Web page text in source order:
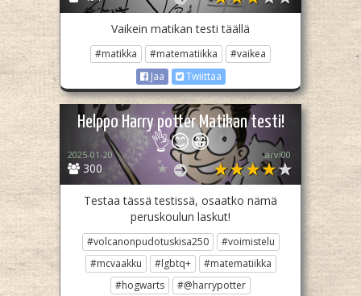
Vaikein matikan testi täällä
#matikka #matematiikka
#vaikea
Jaa
Twiittaa
Helppo Harry potter Matikan testi!
👌😊😁
300
2025-01-20 arvi00
Testaa tässä testissä, osaatko nämä
peruskoulun laskut!
#volcanonpudotuskisa250
#voimistelu
#mcvaakku
#lgbtq+
#matematiikka
#hogwarts
#@harrypotter